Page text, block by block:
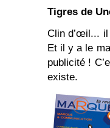
Tigres de
Clin d’œil... il
Et il y a le
publicité !
existe.